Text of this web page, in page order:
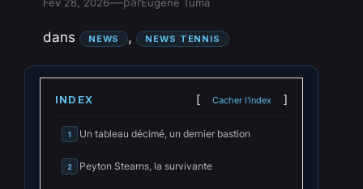
dans NEWS , NEWS TENNIS
INDEX Cacher l'index
1 Un tableau décimé, un dernier bastion
2 Peyton Stearns, la survivante